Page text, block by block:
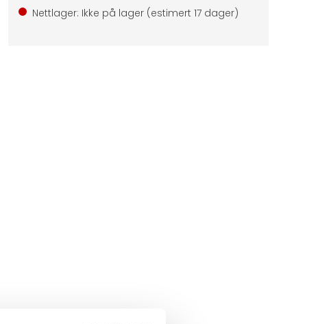
Nettlager: Ikke på lager (estimert 17 dager)